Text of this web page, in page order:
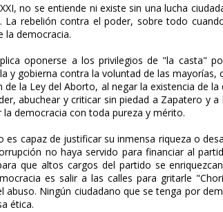
no se entiende ni existe sin una lucha
La rebelión contra el poder, sobre todo
la democracia.
oponerse a los privilegios de "la casta"
y gobierna contra la voluntad de las
la Ley del Aborto, al negar la existencia de la
abuchear y criticar sin piedad a Zapatero y
democracia con toda pureza y mérito.
capaz de justificar su inmensa riqueza o
no haya servido para financiar al
que altos cargos del partido se
es salir a las calles para gritarle
abuso. Ningún ciudadano que se tenga por
ética.